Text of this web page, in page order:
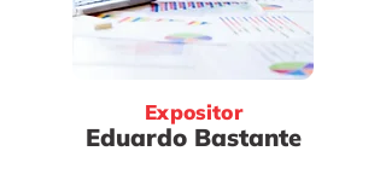
Expositor
Eduardo Bastante